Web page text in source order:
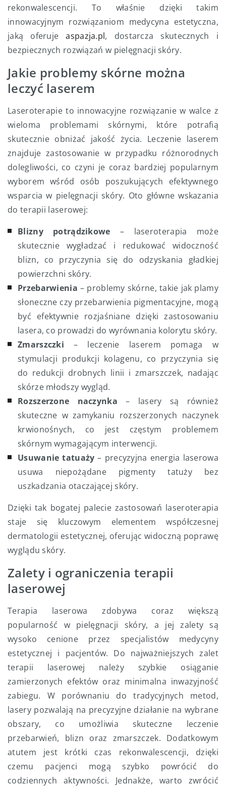
rekonwalescencji. To właśnie dzięki takim
innowacyjnym rozwiązaniom medycyna estetyczna,
jaką oferujeaspazja.pl, dostarcza skutecznych i
bezpiecznych rozwiązań w pielęgnacji skóry.
Jakie problemy skórne można
leczyć laserem
Laseroterapie to innowacyjne rozwiązanie w walce z
wieloma problemami skórnymi, które potrafią
skutecznie obniżać jakość życia. Leczenie laserem
znajduje zastosowanie w przypadku różnorodnych
dolegliwości, co czyni je coraz bardziej popularnym
wyborem wśród osób poszukujących efektywnego
wsparcia w pielęgnacji skóry. Oto główne wskazania
do terapii laserowej:
Blizny potrądzikowe – laseroterapia może
skutecznie wygładzać i redukować widoczność
blizn, co przyczynia się do odzyskania gładkiej
powierzchni skóry.
Przebarwienia – problemy skórne, takie jak plamy
słoneczne czy przebarwienia pigmentacyjne, mogą
być efektywnie rozjaśniane dzięki zastosowaniu
lasera, co prowadzi do wyrównania kolorytu skóry.
Zmarszczki – leczenie laserem pomaga w
stymulacji produkcji kolagenu, co przyczynia się
do redukcji drobnych linii i zmarszczek, nadając
skórze młodszy wygląd.
Rozszerzone naczynka – lasery są również
skuteczne w zamykaniu rozszerzonych naczynek
krwionośnych, co jest częstym problemem
skórnym wymagającym interwencji.
Usuwanie tatuaży – precyzyjna energia laserowa
usuwa niepożądane pigmenty tatuży bez
uszkadzania otaczającej skóry.
Dzięki tak bogatej palecie zastosowań laseroterapia
staje się kluczowym elementem współczesnej
dermatologii estetycznej, oferując widoczną poprawę
wyglądu skóry.
Zalety i ograniczenia terapii
laserowej
Terapia laserowa zdobywa coraz większą
popularność w pielęgnacji skóry, a jej zalety są
wysoko cenione przez specjalistów medycyny
estetycznej i pacjentów. Do najważniejszych zalet
terapii laserowej należy szybkie osiąganie
zamierzonych efektów oraz minimalna inwazyjność
zabiegu. W porównaniu do tradycyjnych metod,
lasery pozwalają na precyzyjne działanie na wybrane
obszary, co umożliwia skuteczne leczenie
przebarwień, blizn oraz zmarszczek. Dodatkowym
atutem jest krótki czas rekonwalescencji, dzięki
czemu pacjenci mogą szybko powrócić do
codziennych aktywności. Jednakże, warto zwrócić